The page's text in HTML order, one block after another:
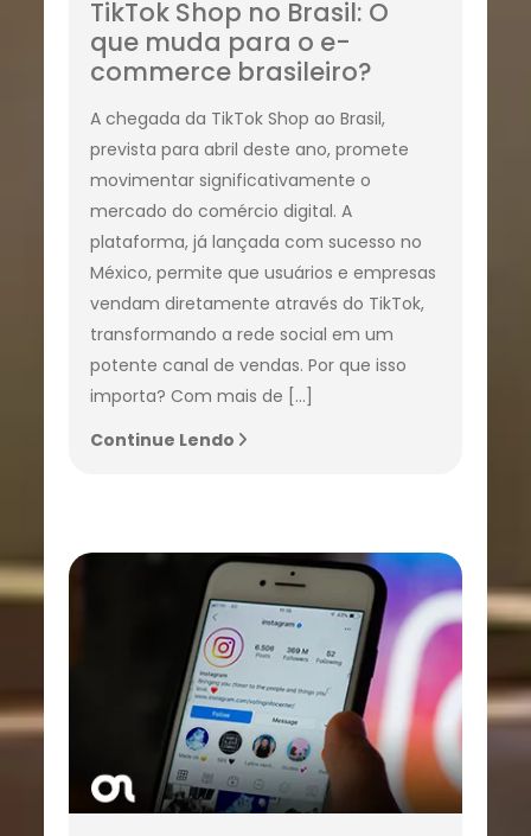
TikTok Shop no Brasil: O
que muda para o e-
commerce brasileiro?
A chegada da TikTok Shop ao Brasil,
prevista para abril deste ano, promete
movimentar significativamente o
mercado do comércio digital. A
plataforma, já lançada com sucesso no
México, permite que usuários e empresas
vendam diretamente através do TikTok,
transformando a rede social em um
potente canal de vendas. Por que isso
importa? Com mais de […]
Continue Lendo